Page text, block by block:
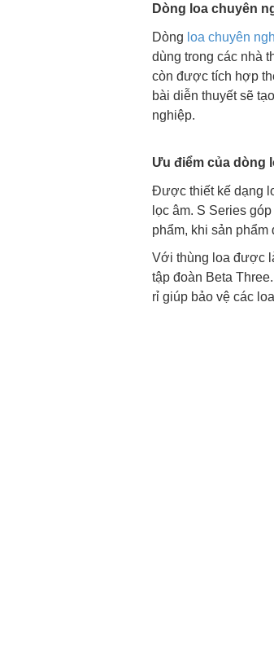
Dòng loa chuyên
Dòng loa chuyên
dùng trong các nhà
còn được tích hợp
bài diễn thuyết sẽ
nghiệp.
Ưu điểm của dòng
Được thiết kế dạng
lọc âm. S Series
phẩm, khi sản
Với thùng loa được
tập đoàn Beta
rỉ giúp bảo vệ các